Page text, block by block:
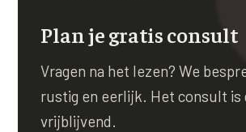
Plan je gratis consult
Vragen na het lezen? We
rustig en eerlijk. Het consult is
vrijblijvend.